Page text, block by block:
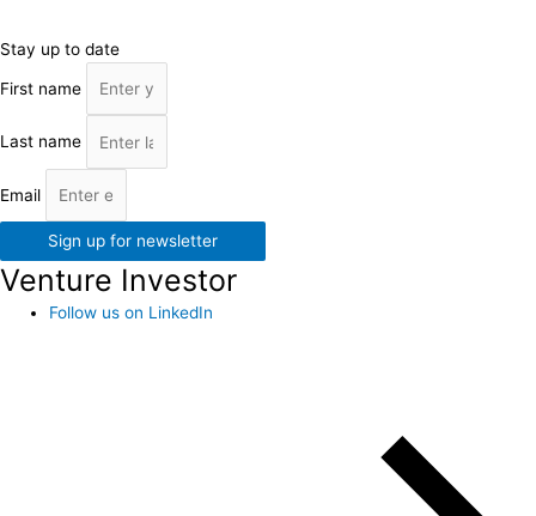
Stay up to date
First name
Last name
Email
Sign up for newsletter
Venture Investor
Follow us on LinkedIn